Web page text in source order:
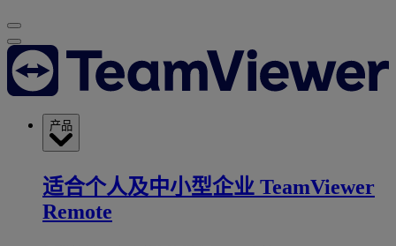
产品
适合个人及中小型企业 TeamViewer
Remote